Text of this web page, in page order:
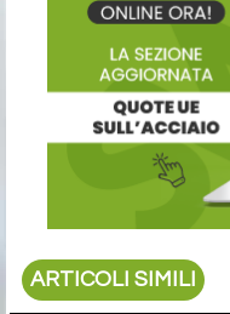
ARTICOLI SIMILI